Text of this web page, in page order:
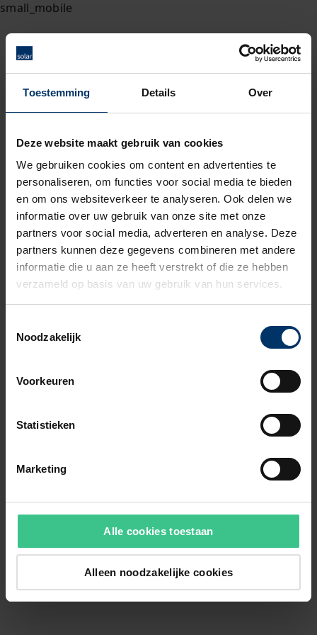
Toestemming Details Over
Deze website maakt gebruik van cookies
We gebruiken cookies om content en advertenties te
personaliseren, om functies voor social media te bieden
en om ons websiteverkeer te analyseren. Ook delen we
informatie over uw gebruik van onze site met onze
partners voor social media, adverteren en analyse. Deze
partners kunnen deze gegevens combineren met andere
informatie die u aan ze heeft verstrekt of die ze hebben
verzameld op basis van uw gebruik van hun services.
Noodzakelijk
Voorkeuren
Statistieken
Marketing
Alle cookies toestaan
Alleen noodzakelijke cookies